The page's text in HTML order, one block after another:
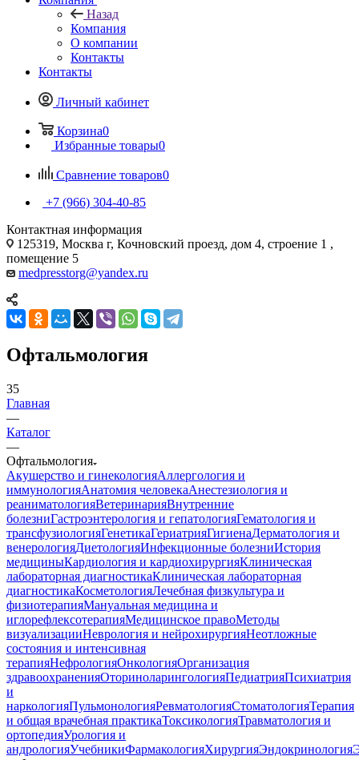
Назад
Компания
О компании
Контакты
Контакты
Личный кабинет
Корзина0
Избранные товары0
Сравнение товаров0
+7 (966) 304-40-85
Контактная информация
125319, Москва г, Кочновский проезд, дом 4, строение 1 ,
помещение 5
medpresstorg@yandex.ru
Офтальмология
35
Главная
—
Каталог
—
Офтальмология
Акушерство и гинекологияАллергология и
иммунологияАнатомия человекаАнестезиология и
реаниматологияВетеринарияВнутренние
болезниГастроэнтерология и гепатологияГематология и
трансфузиологияГенетикаГериатрияГигиенаДерматология и
венерологияДиетологияИнфекционные болезниИстория
медициныКардиология и кардиохирургияКлиническая
лабораторная диагностикаКлиническая лабораторная
диагностикаКосметологияЛечебная физкультура и
физиотерапияМануальная медицина и
иглорефлексотерапияМедицинское правоМетоды
визуализацииНеврология и нейрохирургияНеотложные
состояния и интенсивная
терапияНефрологияОнкологияОрганизация
здравоохраненияОториноларингологияПедиатрияПсихиатрия
и
наркологияПульмонологияРевматологияСтоматологияТерапия
и общая врачебная практикаТоксикологияТравматология и
ортопедияУрология и
андрологияУчебникиФармакологияХирургияЭндокринология